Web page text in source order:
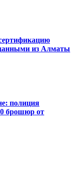
из Алматы
полиция
брошюр от